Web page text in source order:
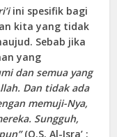
ini spesifik bagi
kita yang tidak
Sebab jika
yang
dan semua yang
Dan tidak ada
memuji-Nya,
Sungguh,
(Q.S. Al-Isra’ :